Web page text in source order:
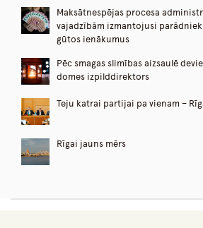
Maksātnespējas procesa
vajadzībām izmantojusi
gūtos ienākumus
Pēc smagas slimības aizsaulē
domes izpilddirektors
Teju katrai partijai pa vienam –
Rīgai jauns mērs